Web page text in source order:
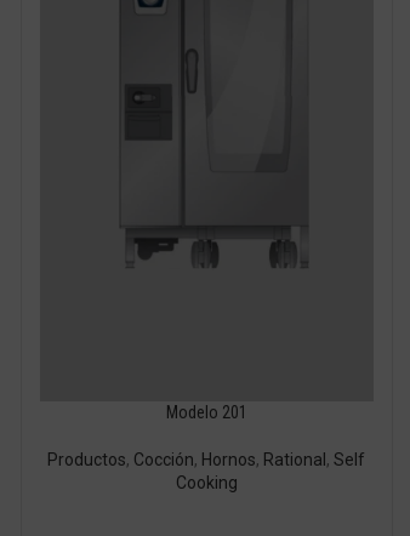
Modelo 201
Productos, Cocción, Hornos, Rational ,Self
Cooking